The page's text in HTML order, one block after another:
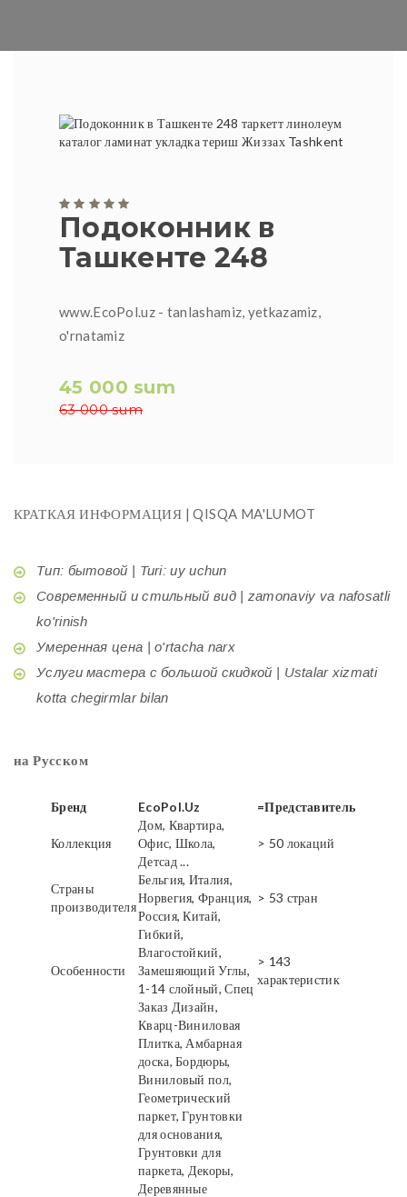
Подоконник в
Ташкенте 248
www.EcoPol.uz - tanlashamiz, yetkazamiz,
o'rnatamiz
45 000 sum
63 000 sum
КРАТКАЯ ИНФОРМАЦИЯ | QISQA MA'LUMOT
Тип: бытовой | Turi: uy uchun
Современный и стильный вид | zamonaviy va nafosatli
ko'rinish
Умеренная цена | o'rtacha narx
Услуги мастера с большой скидкой | Ustalar xizmati
kotta chegirmlar bilan
на Русском
Бренд EcoPol.Uz =Представитель
Коллекция
Дом, Квартира,
Офис, Школа,
Детсад ...
> 50 локаций
Страны
производителя
Бельгия, Италия,
Норвегия, Франция,
Россия, Китай,
> 53 стран
Особенности
Гибкий,
Влагостойкий,
Замешяющий Углы,
1-14 слойный, Спец
Заказ Дизайн,
> 143
характеристик
Кварц-Виниловая
Плитка, Амбарная
доска, Бордюры,
Виниловый пол,
Геометрический
паркет, Грунтовки
для основания,
Грунтовки для
паркета, Декоры,
Деревянные